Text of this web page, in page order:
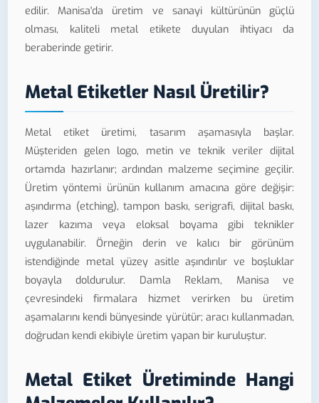
edilir. Manisa'da üretim ve sanayi kültürünün güçlü
olması, kaliteli metal etikete duyulan ihtiyacı da
beraberinde getirir.
Metal Etiketler Nasıl Üretilir?
Metal etiket üretimi, tasarım aşamasıyla başlar.
Müşteriden gelen logo, metin ve teknik veriler dijital
ortamda hazırlanır; ardından malzeme seçimine geçilir.
Üretim yöntemi ürünün kullanım amacına göre değişir:
aşındırma (etching), tampon baskı, serigrafi, dijital baskı,
lazer kazıma veya eloksal boyama gibi teknikler
uygulanabilir. Örneğin derin ve kalıcı bir görünüm
istendiğinde metal yüzey asitle aşındırılır ve boşluklar
boyayla doldurulur. Damla Reklam, Manisa ve
çevresindeki firmalara hizmet verirken bu üretim
aşamalarını kendi bünyesinde yürütür; aracı kullanmadan,
doğrudan kendi ekibiyle üretim yapan bir kuruluştur.
Metal Etiket Üretiminde Hangi